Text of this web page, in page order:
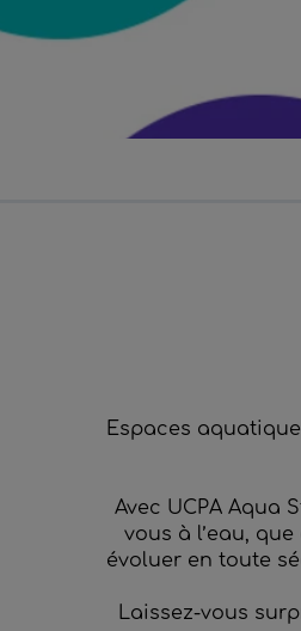
Espaces
Avec UCPA Aqua
vous à l’eau,
évoluer en toute
Laissez-vous